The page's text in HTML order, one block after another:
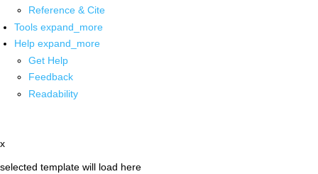
Reference & Cite
Tools expand_more
Help expand_more
Get Help
Feedback
Readability
x
selected template will load here